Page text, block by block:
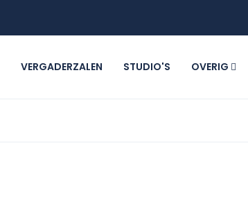
VERGADERZALEN STUDIO'S OVERIG